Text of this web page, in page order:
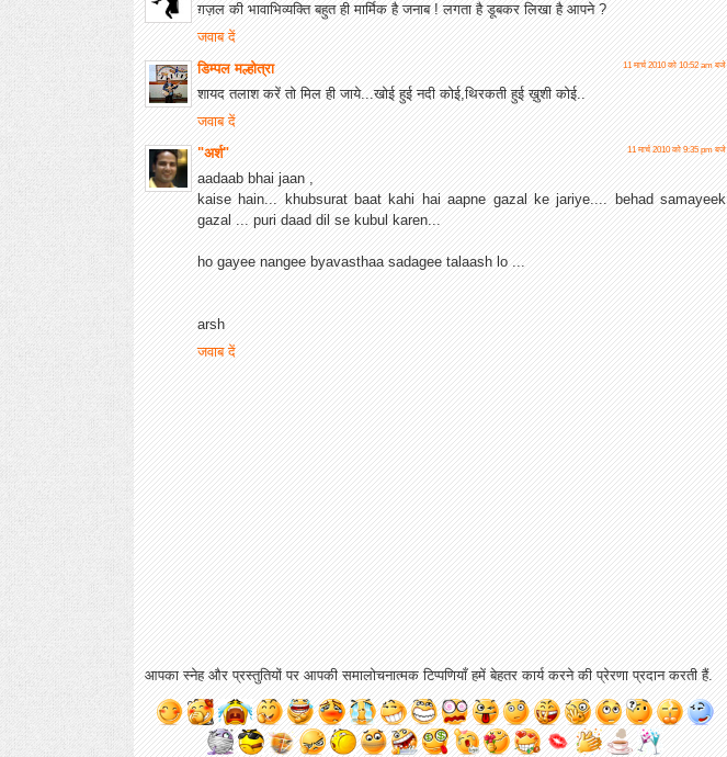
ग़ज़ल की भावाभिव्यक्ति बहुत ही मार्मिक है जनाब ! लगता है डूबकर लिखा है आपने ?
जवाब दें
डिम्पल मल्होत्रा
11 मार्च 2010 को 10:52 am बजे
शायद तलाश करें तो मिल ही जाये...खोई हुई नदी कोई,थिरकती हुई ख़ुशी कोई..
जवाब दें
"अर्श"
11 मार्च 2010 को 9:35 pm बजे
aadaab bhai jaan ,
kaise hain... khubsurat baat kahi hai aapne gazal ke jariye.... behad samayeek
gazal ... puri daad dil se kubul karen...
ho gayee nangee byavasthaa sadagee talaash lo ...
arsh
जवाब दें
आपका स्नेह और प्रस्तुतियों पर आपकी समालोचनात्मक टिप्पणियाँ हमें बेहतर कार्य करने की प्रेरणा प्रदान करती हैं.